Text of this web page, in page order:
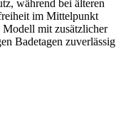
während bei älteren
im Mittelpunkt
Modell mit zusätzlicher
Badetagen zuverlässig